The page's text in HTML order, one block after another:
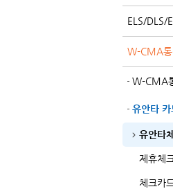
ELS/DLS/
W-CMA통
W-CMA
유안타 카
유안타
제휴체
체크카